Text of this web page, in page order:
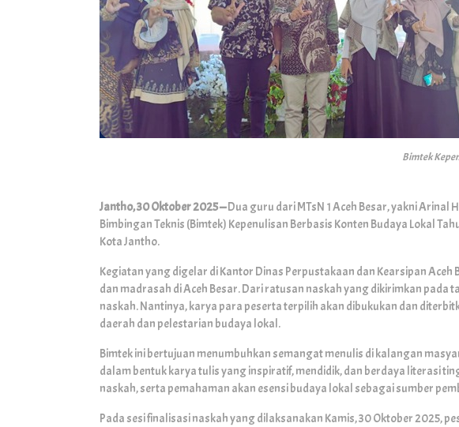
Bimtek
Jantho, 30 Oktober 2025 —Dua guru dari MTsN 1 Aceh Besar, yakni Arinal
Bimbingan Teknis (Bimtek) Kepenulisan Berbasis Konten Budaya Lokal
Kota Jantho.
Kegiatan yang digelar di Kantor Dinas Perpustakaan dan Kearsipan
dan madrasah di Aceh Besar. Dari ratusan naskah yang dikirimkan
naskah. Nantinya, karya para peserta terpilih akan dibukukan dan
daerah dan pelestarian budaya lokal.
Bimtek ini bertujuan menumbuhkan semangat menulis di kalangan
dalam bentuk karya tulis yang inspiratif, mendidik, dan berdaya literasi
naskah, serta pemahaman akan esensi budaya lokal sebagai sumber
Pada sesi finalisasi naskah yang dilaksanakan Kamis, 30 Oktober 2025,